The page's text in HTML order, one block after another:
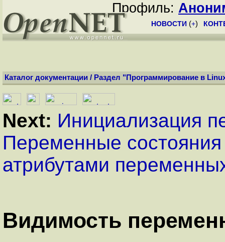
Профиль:
НОВОСТИ (+)
Каталог документации / Раздел "Программирование в
Next: Инициализация
Переменные состояния
атрибутами
Видимость